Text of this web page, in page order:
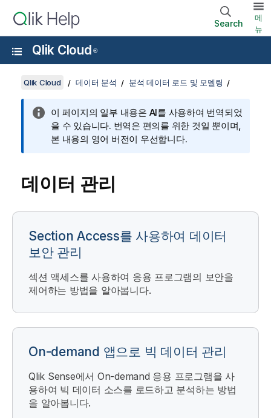
Search
메
뉴
Qlik Cloud ®
Qlik Cloud 데이터 분석 분석 데이터 로드 및 모델링
이 페이지의 일부 내용은 AI를 사용하여 번역되었
을 수 있습니다. 번역은 편의를 위한 것일 뿐이며,
본 내용의 영어 버전이 우선합니다.
데이터 관리
Section Access를 사용하여 데이터
보안 관리
섹션 액세스를 사용하여 응용 프로그램의 보안을
제어하는 방법을 알아봅니다.
On-demand 앱으로 빅 데이터 관리
Qlik Sense에서 On-demand 응용 프로그램을 사
용하여 빅 데이터 소스를 로드하고 분석하는 방법
을 알아봅니다.